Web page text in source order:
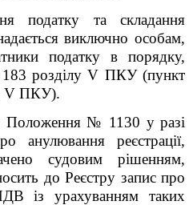
податку та складання
виключно особам,
податку в порядку,
183 розділу V ПКУ (пункт
V ПКУ).
Положення № 1130 у разі
анулювання реєстрації,
судовим рішенням,
до Реєстру запис про
із урахуванням таких